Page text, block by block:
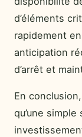
d’éléments
rapidement
anticipation
d’arrêt et
En conclusion,
qu’une